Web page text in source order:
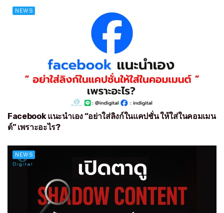
NEWS
Facebook แนะนำเอง “อย่าใส่ลิงก์ในแคปชั่น ให้ใส่ในคอมเมน
ต์” เพราะอะไร?
NEWS